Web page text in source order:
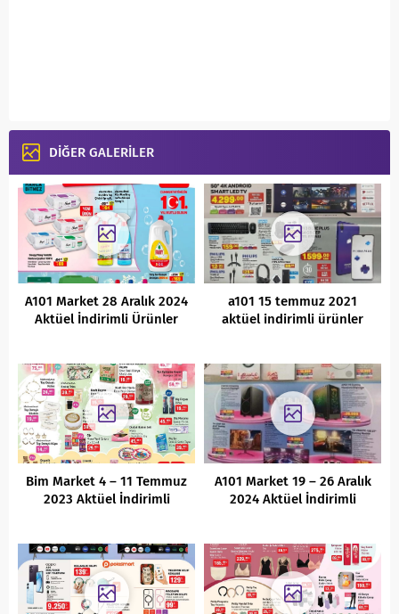
DİĞER GALERİLER
A101 Market 28 Aralık 2024
Aktüel İndirimli Ürünler
a101 15 temmuz 2021
aktüel indirimli ürünler
Bim Market 4 – 11 Temmuz
2023 Aktüel İndirimli
A101 Market 19 – 26 Aralık
2024 Aktüel İndirimli